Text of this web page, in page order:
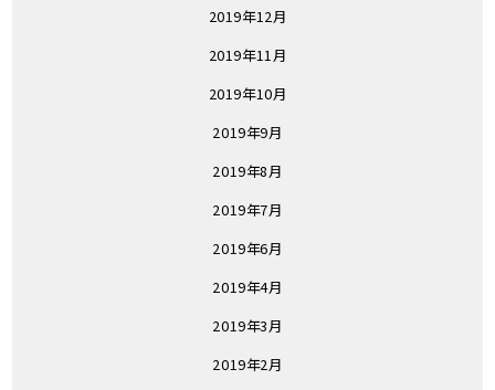
2019年12月
2019年11月
2019年10月
2019年9月
2019年8月
2019年7月
2019年6月
2019年4月
2019年3月
2019年2月